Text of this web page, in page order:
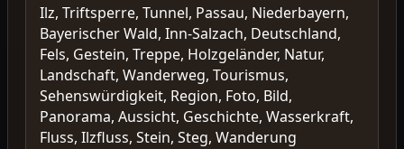
Ilz, Triftsperre, Tunnel, Passau, Niederbayern,
Bayerischer Wald, Inn-Salzach, Deutschland,
Fels, Gestein, Treppe, Holzgeländer, Natur,
Landschaft, Wanderweg, Tourismus,
Sehenswürdigkeit, Region, Foto, Bild,
Panorama, Aussicht, Geschichte, Wasserkraft,
Fluss, Ilzfluss, Stein, Steg, Wanderung